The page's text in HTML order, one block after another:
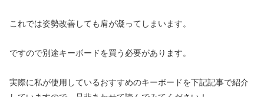
これでは姿勢改善しても肩が凝ってしまいます。
ですので別途キーボードを買う必要があります。
実際に私が使用しているおすすめのキーボードを下記記事で紹介